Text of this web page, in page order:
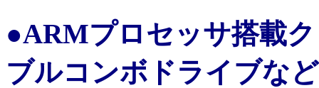
●ARMプロセッサ搭載
ブルコンボドライブな